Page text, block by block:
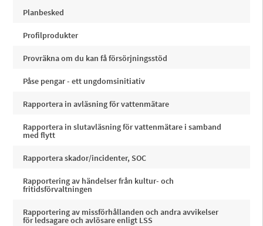
Planbesked
Profilprodukter
Provräkna om du kan få försörjningsstöd
Påse pengar - ett ungdomsinitiativ
Rapportera in avläsning för vattenmätare
Rapportera in slutavläsning för vattenmätare i samband
med flytt
Rapportera skador/incidenter, SOC
Rapportering av händelser från kultur- och
fritidsförvaltningen
Rapportering av missförhållanden och andra avvikelser
för ledsagare och avlösare enligt LSS